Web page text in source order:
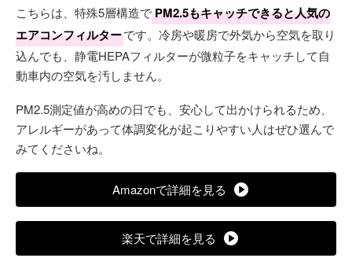
こちらは、特殊5層構造でPM2.5もキャッチできると人気の
エアコンフィルターです。冷房や暖房で外気から空気を取り
込んでも、静電HEPAフィルターが微粒子をキャッチして自
動車内の空気を汚しません。
PM2.5測定値が高めの日でも、安心して出かけられるため、
アレルギーがあって体調変化が起こりやすい人はぜひ選んで
みてくださいね。
Amazonで詳細を見る
楽天で詳細を見る